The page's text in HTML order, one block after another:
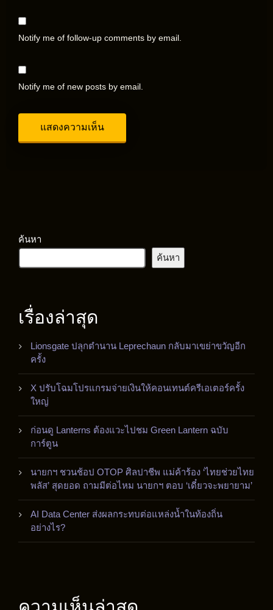
Notify me of follow-up comments by email.
Notify me of new posts by email.
ค้นหา
ค้นหา
เรื่องล่าสุด
Lionsgate ปลุกตำนาน Leprechaun กลับมาเขย่าขวัญอีก
ครั้ง
X ปรับโฉมโปรแกรมจ่ายเงินให้คอนเทนต์ครีเอเตอร์ครั้ง
ใหญ่
ก่อนดู Lanterns ต้องแวะไปชม Green Lantern ฉบับ
การ์ตูน
นายกฯ ชวนช้อป OTOP ศิลปาชีพ แม่ค้าร้อง ‘ไทยช่วยไทย
พลัส’ สุดยอด ถามมีต่อไหม นายกฯ ตอบ ‘เดี๋ยวจะพยายาม’
AI Data Center ส่งผลกระทบต่อแหล่งน้ำในท้องถิ่น
อย่างไร?